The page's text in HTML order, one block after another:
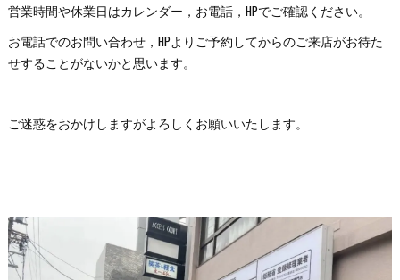
営業時間や休業日はカレンダー，お電話，HPでご確認ください。
お電話でのお問い合わせ，HPよりご予約してからのご来店がお待た
せすることがないかと思います。
ご迷惑をおかけしますがよろしくお願いいたします。